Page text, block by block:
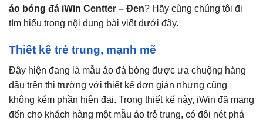
áo bóng đá iWin Centter – Đen? Hãy cùng chúng tôi đi
tìm hiểu trong nội dung bài viết dưới đây.
Thiết kế trẻ trung, mạnh mẽ
Đây hiện đang là mẫu áo đá bóng được ưa chuộng hàng
đầu trên thị trường với thiết kế đơn giản nhưng cũng
không kém phần hiện đại. Trong thiết kế này, iWin đã mang
đến cho khách hàng một mẫu áo trẻ trung, có đôi nét phá